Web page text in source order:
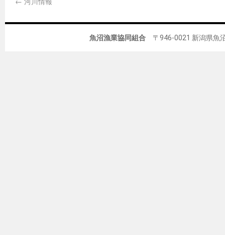
魚沼漁業協同組合 〒946-0021 新潟県魚